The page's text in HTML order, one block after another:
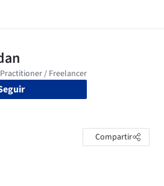
Compartir